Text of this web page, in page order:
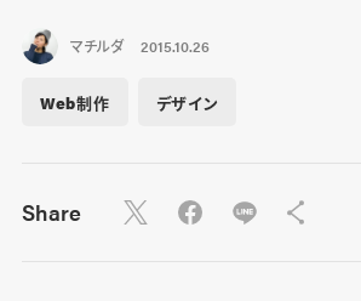
マチルダ 2015.10.26
Web制作 デザイン
Share